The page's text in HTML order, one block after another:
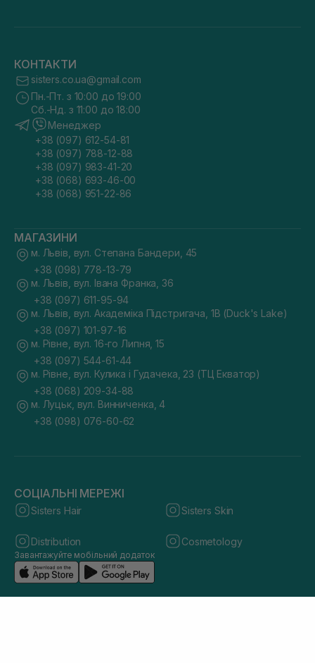
КОНТАКТИ
sisters.co.ua@gmail.com
Пн.-Пт. з 10:00 до 19:00
Сб.-Нд. з 11:00 до 18:00
Менеджер
+38 (097) 612-54-81
+38 (097) 788-12-88
+38 (097) 983-41-20
+38 (068) 693-46-00
+38 (068) 951-22-86
МАГАЗИНИ
м. Львів, вул. Степана Бандери, 45
+38 (098) 778-13-79
м. Львів, вул. Івана Франка, 36
+38 (097) 611-95-94
м. Львів, вул. Академіка Підстригача, 1В (Duck's Lake)
+38 (097) 101-97-16
м. Рівне, вул. 16-го Липня, 15
+38 (097) 544-61-44
м. Рівне, вул. Кулика і Гудачека, 23 (ТЦ Екватор)
+38 (068) 209-34-88
м. Луцьк, вул. Винниченка, 4
+38 (098) 076-60-62
СОЦІАЛЬНІ МЕРЕЖІ
Sisters Hair Sisters Skin
Distribution Cosmetology
Завантажуйте мобільний додаток